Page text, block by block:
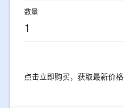
数量
1
点击立即购买，获取最新价格